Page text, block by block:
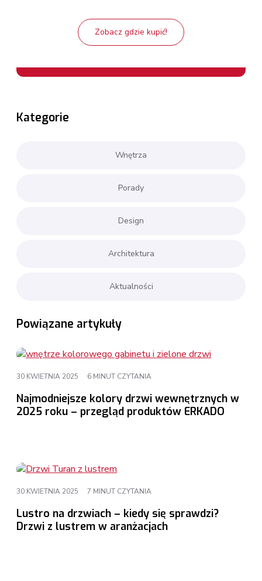
Zobacz gdzie kupić!
Kategorie
Wnętrza
Porady
Design
Architektura
Aktualności
Powiązane artykuły
30 KWIETNIA 2025 6 MINUT CZYTANIA
Najmodniejsze kolory drzwi wewnętrznych w
2025 roku – przegląd produktów ERKADO
30 KWIETNIA 2025 7 MINUT CZYTANIA
Lustro na drzwiach – kiedy się sprawdzi?
Drzwi z lustrem w aranżacjach